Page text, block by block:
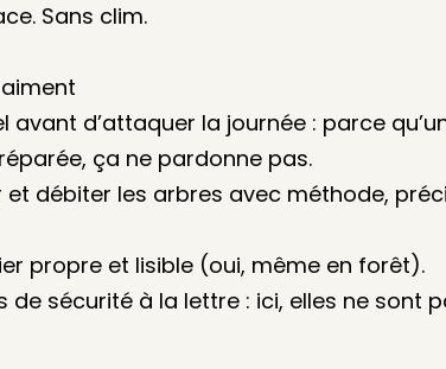
Sans clim.
avant d’attaquer la journée : parce
ça ne pardonne pas.
débiter les arbres avec méthode,
propre et lisible (oui, même en forêt).
de sécurité à la lettre : ici, elles ne sont